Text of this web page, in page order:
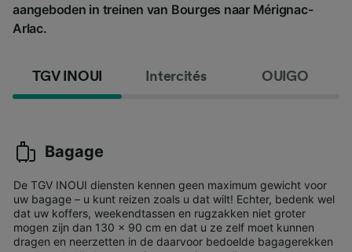
aangeboden in treinen van Bourges naar Mérignac-
Arlac.
TGV INOUI Intercités OUIGO
Bagage
De TGV INOUI diensten kennen geen maximum gewicht voor
uw bagage – u kunt reizen zoals u dat wilt! Echter, bedenk wel
dat uw koffers, weekendtassen en rugzakken niet groter
mogen zijn dan 130 x 90 cm en dat u ze zelf moet kunnen
dragen en neerzetten in de daarvoor bedoelde bagagerekken